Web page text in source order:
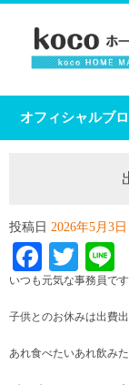
オフィシャルブ
投稿日 2026年5月3日
いつも元気な事務員です
子供とのお休みは出費出
あれ食べたいあれ飲み